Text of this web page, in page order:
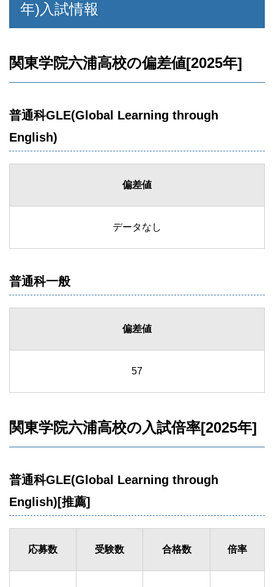
年)入試情報
関東学院六浦高校の偏差値[2025年]
普通科GLE(Global Learning through
English)
偏差値
データなし
普通科一般
偏差値
57
関東学院六浦高校の入試倍率[2025年]
普通科GLE(Global Learning through
English)[推薦]
応募数 受験数 合格数 倍率